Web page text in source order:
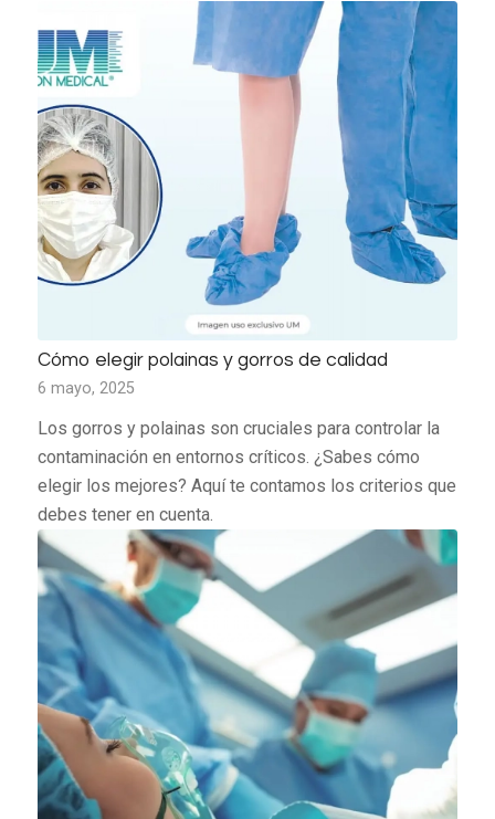
Cómo elegir polainas y gorros de calidad
6 mayo, 2025
Los gorros y polainas son cruciales para controlar la
contaminación en entornos críticos. ¿Sabes cómo
elegir los mejores? Aquí te contamos los criterios que
debes tener en cuenta.